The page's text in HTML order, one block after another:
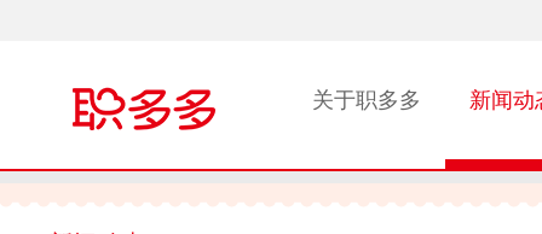
关于职多多 新闻动